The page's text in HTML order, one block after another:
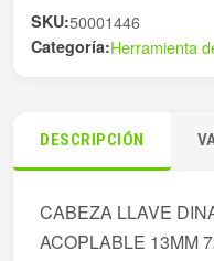
cantidad
SKU:50001446
Categoría:Herramienta
DESCRIPCIÓN
CABEZA LLAVE
ACOPLABLE 13MM